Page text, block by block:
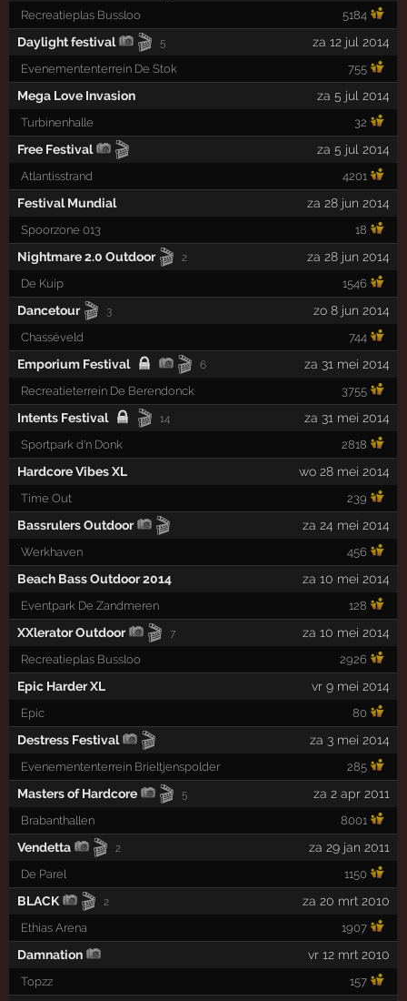
Recreatieplas Bussloo 5184
Daylight festival 🎬 5 za 12 jul 2014
Evenemententerrein De Stok 755
Mega Love Invasion za 5 jul 2014
Turbinenhalle 32
Free Festival 🎬 za 5 jul 2014
Atlantisstrand 4201
Festival Mundial za 28 jun 2014
Spoorzone 013 18
Nightmare 2.0 Outdoor 🎬 2 za 28 jun 2014
De Kuip 1546
Dancetour 🎬 3 zo 8 jun 2014
Chasséveld 744
Emporium Festival 🎬 6 za 31 mei 2014
Recreatieterrein De Berendonck 3755
Intents Festival 🎬 14 za 31 mei 2014
Sportpark d'n Donk 2818
Hardcore Vibes XL wo 28 mei 2014
Time Out 239
Bassrulers Outdoor 🎬 za 24 mei 2014
Werkhaven 456
Beach Bass Outdoor 2014 za 10 mei 2014
Eventpark De Zandmeren 128
XXlerator Outdoor 🎬 7 za 10 mei 2014
Recreatieplas Bussloo 2926
Epic Harder XL vr 9 mei 2014
Epic 80
Destress Festival 🎬 za 3 mei 2014
Evenemententerrein Brieltjenspolder 285
Masters of Hardcore 🎬 5 za 2 apr 2011
Brabanthallen 8001
Vendetta 🎬 2 za 29 jan 2011
De Parel 1150
BLACK 🎬 2 za 20 mrt 2010
Ethias Arena 1907
Damnation vr 12 mrt 2010
Topzz 157